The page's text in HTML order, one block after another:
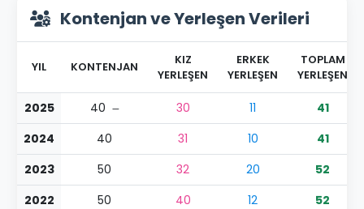
Kontenjan ve Yerleşen Verileri
YIL KONTENJAN
KIZ
YERLEŞEN
ERKEK
YERLEŞEN
TOPLAM
YERLEŞEN
2025 40 30 11
41
2024
40 31 10
41
2023
50 32 20
52
2022
50 40 12
52